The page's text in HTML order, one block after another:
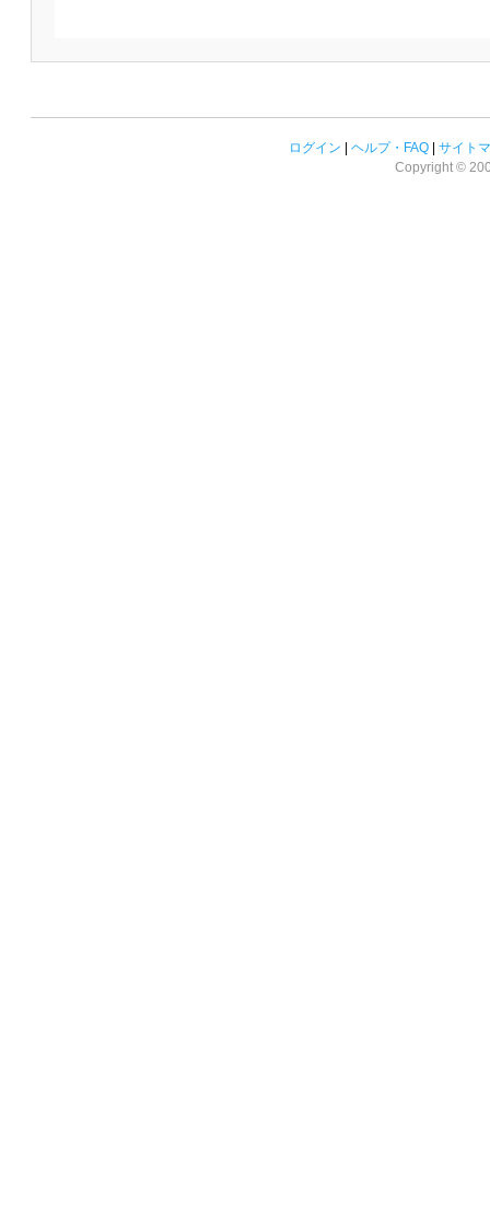
ログイン ヘルプ・FAQ
サイト
Copyright ©